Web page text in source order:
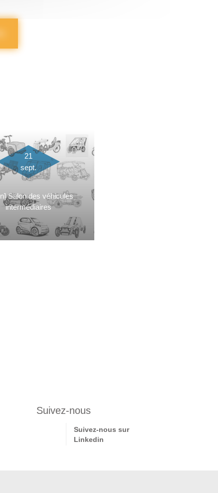
21
sept.
Salon des véhicules
intermédiaires
Suivez-nous
Suivez-nous sur
Linkedin